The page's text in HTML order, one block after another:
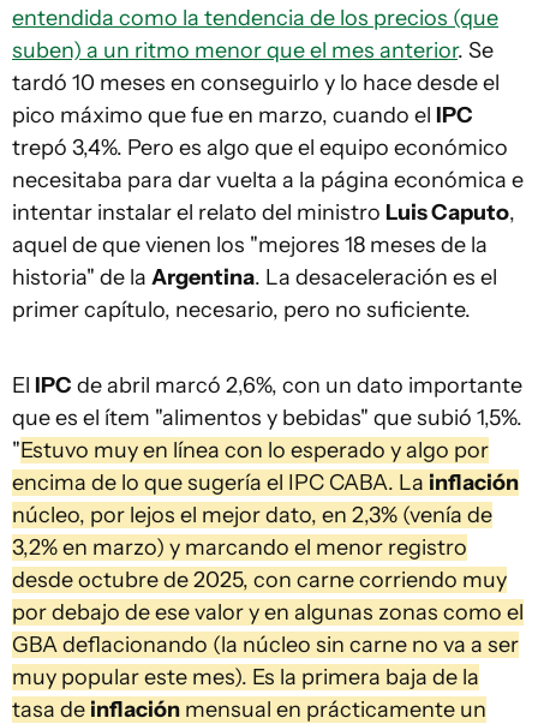
entendida como la tendencia de los precios (que
suben) a un ritmo menor que el mes anterior. Se
tardó 10 meses en conseguirlo y lo hace desde el
pico máximo que fue en marzo, cuando el IPC
trepó 3,4%. Pero es algo que el equipo económico
necesitaba para dar vuelta a la página económica e
intentar instalar el relato del ministro Luis Caputo,
aquel de que vienen los "mejores 18 meses de la
historia" de la Argentina. La desaceleración es el
primer capítulo, necesario, pero no suficiente.
El IPC de abril marcó 2,6%, con un dato importante
que es el ítem "alimentos y bebidas" que subió 1,5%.
"Estuvo muy en línea con lo esperado y algo por
encima de lo que sugería el IPC CABA. La inflación
núcleo, por lejos el mejor dato, en 2,3% (venía de
3,2% en marzo) y marcando el menor registro
desde octubre de 2025, con carne corriendo muy
por debajo de ese valor y en algunas zonas como el
GBA deflacionando (la núcleo sin carne no va a ser
muy popular este mes). Es la primera baja de la
tasa de inflación mensual en prácticamente un